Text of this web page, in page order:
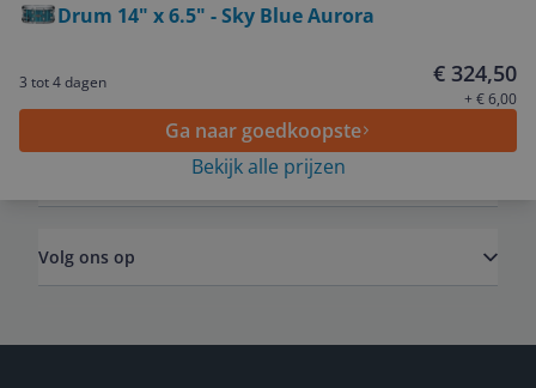
Drum 14" x 6.5" - Sky Blue Aurora
3 tot 4 dagen € 324,50
+ € 6,00
Ga naar goedkoopste
Bekijk alle prijzen
Service
Algemeen
Volg ons op